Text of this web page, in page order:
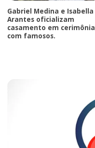
Gabriel Medina e Isabella
Arantes oficializam
casamento em cerimônia
com famosos.